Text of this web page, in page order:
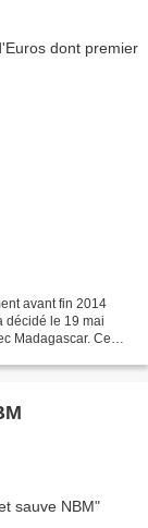
avant fin 2014
décidé le 19 mai
Madagascar. Ce